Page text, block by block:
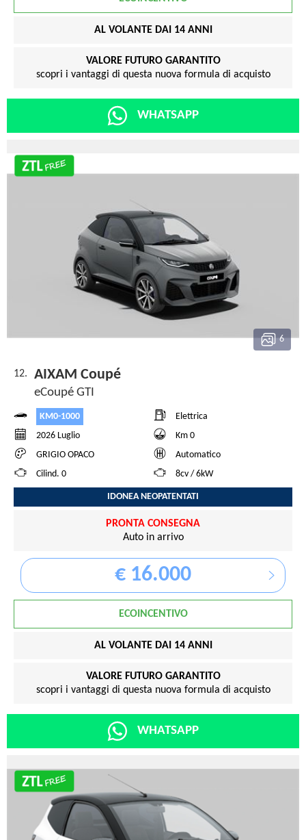
AL VOLANTE DAI 14 ANNI
VALORE FUTURO GARANTITO
scopri i vantaggi di questa nuova formula di acquisto
WHATSAPP
6
12. AIXAM Coupé
eCoupé GTI
KM0-1000
Elettrica
2026 Luglio
Km 0
GRIGIO OPACO
Automatico
Cilind. 0
8cv / 6kW
IDONEA NEOPATENTATI
PRONTA CONSEGNA
Auto in arrivo
€ 16.000
ECOINCENTIVO
AL VOLANTE DAI 14 ANNI
VALORE FUTURO GARANTITO
scopri i vantaggi di questa nuova formula di acquisto
WHATSAPP